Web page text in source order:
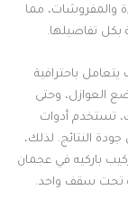
والمفروشات، مما
تفاصيلها.
باحترافية
العوازل، وحتى
تستخدم أدوات
النتائج. لذلك،
باركيه في عجمان
تحت سقف واحد.